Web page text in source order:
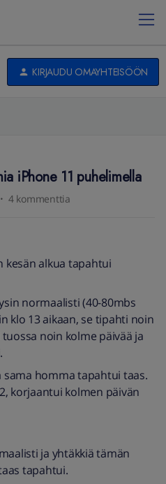
KIRJAUDU OMAYHTEISÖÖN
iPhone 11 puhelimella
4 kommenttia
kesän alkua tapahtui
normaalisti (40-80mbs
klo 13 aikaan, se tipahti noin
noin kolme päivää ja
homma tapahtui taas.
korjaantui kolmen päivän
ja yhtäkkiä tämän
tapahtui.